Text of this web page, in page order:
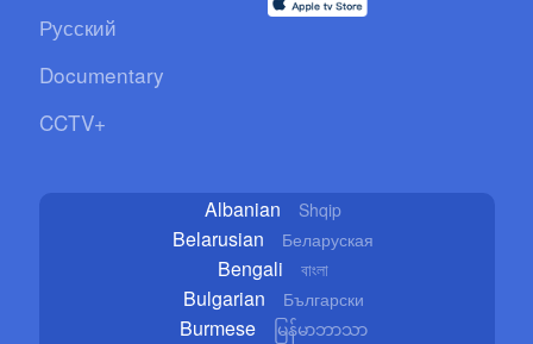
Русский
Documentary
CCTV+
Albanian Shqip
Belarusian Беларуская
Bengali বাংলা
Bulgarian Български
Burmese မြန်မာဘာသာ